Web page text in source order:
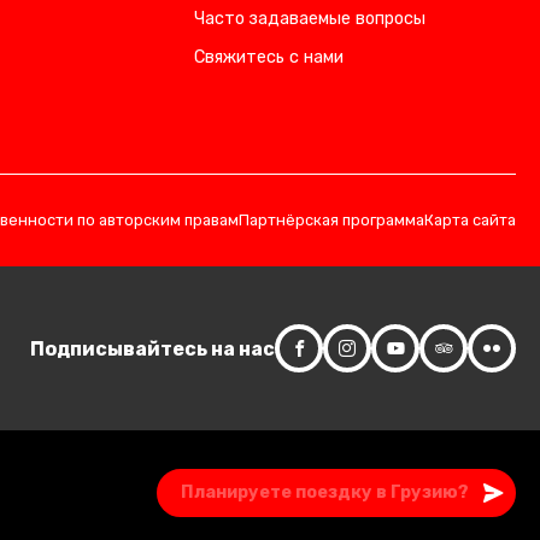
Запросить сейчас
Часто задаваемые вопросы
Свяжитесь с нами
по авторским правамПартнёрская программаКарта сайта
Подписывайтесь на нас